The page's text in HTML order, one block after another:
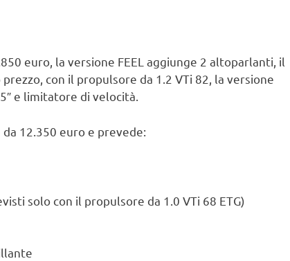
euro, la versione FEEL aggiunge 2 altoparlanti, il
con il propulsore da 1.2 VTi 82, la versione
e limitatore di velocità.
da 12.350 euro e prevede:
solo con il propulsore da 1.0 VTi 68 ETG)